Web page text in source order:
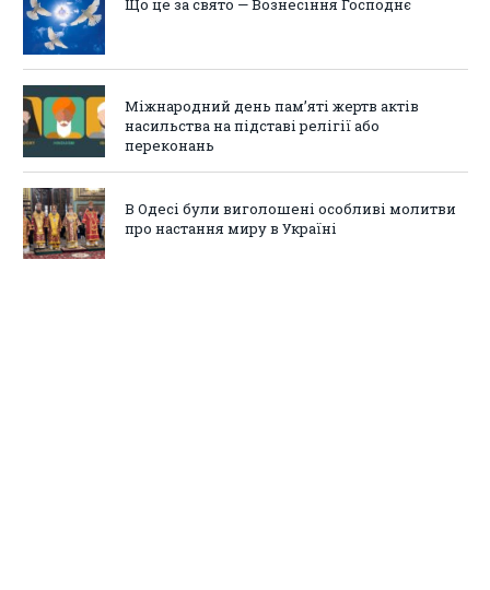
Що це за свято — Вознесіння Господнє
Міжнародний день пам’яті жертв актів
насильства на підставі релігії або
переконань
В Одесі були виголошені особливі молитви
про настання миру в Україні